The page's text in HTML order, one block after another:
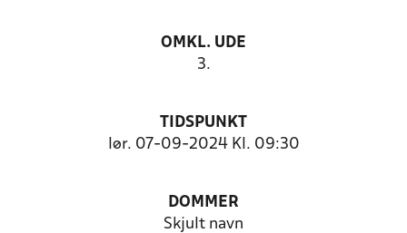
OMKL. UDE
3.
TIDSPUNKT
lør. 07-09-2024 Kl. 09:30
DOMMER
Skjult navn